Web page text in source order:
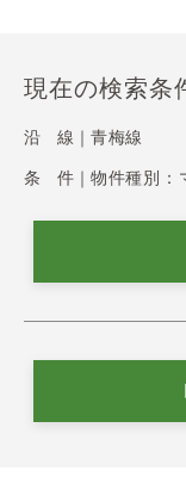
現在の検索条
沿 線｜ 青梅線
条 件｜ 物件種別：